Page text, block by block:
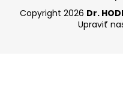
Copyright 2026 Dr.
Upraviť